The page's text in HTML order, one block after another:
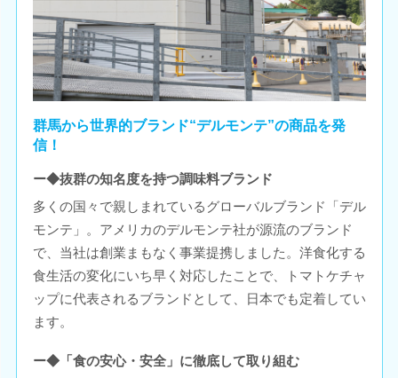
群馬から世界的ブランド“デルモンテ”の商品を発
信！
ー◆抜群の知名度を持つ調味料ブランド
多くの国々で親しまれているグローバルブランド「デル
モンテ」。アメリカのデルモンテ社が源流のブランド
で、当社は創業まもなく事業提携しました。洋食化する
食生活の変化にいち早く対応したことで、トマトケチャ
ップに代表されるブランドとして、日本でも定着してい
ます。
ー◆「食の安心・安全」に徹底して取り組む